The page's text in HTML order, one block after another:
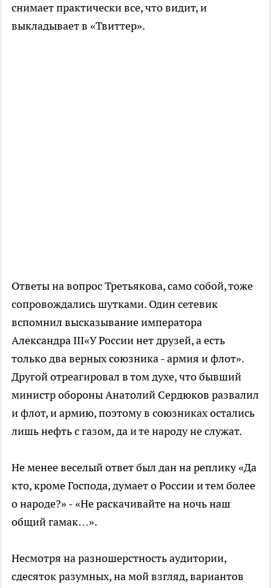
снимает практически все, что видит, и
выкладывает в «Твиттер».
Ответы на вопрос Третьякова, само собой, тоже
сопровождались шутками. Один сетевик
вспомнил высказывание императора
Александра III«У России нет друзей, а есть
только два верных союзника - армия и флот».
Другой отреагировал в том духе, что бывший
министр обороны Анатолий Сердюков развалил
и флот, и армию, поэтому в союзниках остались
лишь нефть с газом, да и те народу не служат.
Не менее веселый ответ был дан на реплику «Да
кто, кроме Господа, думает о России и тем более
о народе?» - «Не раскачивайте на ночь наш
общий гамак…».
Несмотря на разношерстность аудитории,
cдесяток разумных, на мой взгляд, вариантов